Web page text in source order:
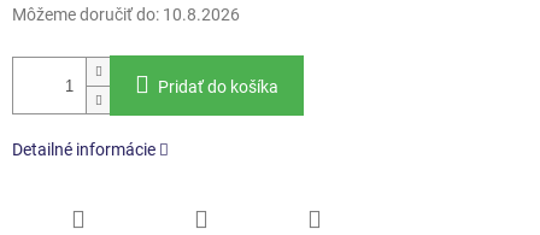
Môžeme doručiť do: 10.8.2026
Pridať do košíka
Detailné informácie